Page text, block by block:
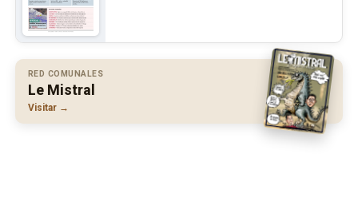
RED COMUNALES
Le Mistral
Visitar →